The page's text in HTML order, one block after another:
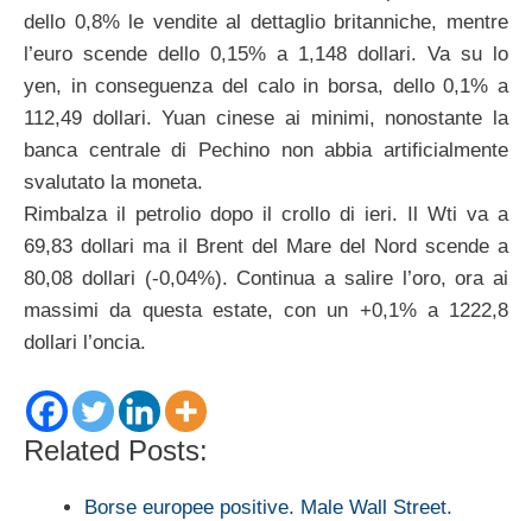
dello 0,8% le vendite al dettaglio britanniche, mentre
l’euro scende dello 0,15% a 1,148 dollari. Va su lo
yen, in conseguenza del calo in borsa, dello 0,1% a
112,49 dollari. Yuan cinese ai minimi, nonostante la
banca centrale di Pechino non abbia artificialmente
svalutato la moneta.
Rimbalza il petrolio dopo il crollo di ieri. Il Wti va a
69,83 dollari ma il Brent del Mare del Nord scende a
80,08 dollari (-0,04%). Continua a salire l’oro, ora ai
massimi da questa estate, con un +0,1% a 1222,8
dollari l’oncia.
Related Posts:
Borse europee positive. Male Wall Street.